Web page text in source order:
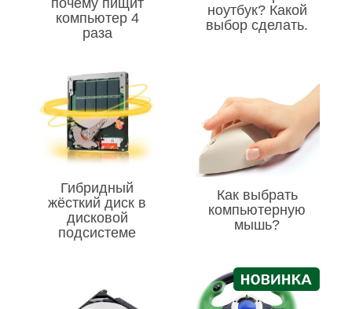
почему пищит
компьютер 4
раза
ноутбук? Какой
выбор сделать.
Гибридный
жёсткий диск в
дисковой
подсистеме
Как выбрать
компьютерную
мышь?